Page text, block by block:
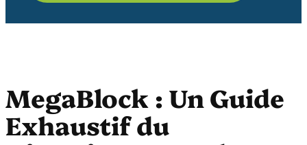
MegaBlock : Un Guide
Exhaustif du